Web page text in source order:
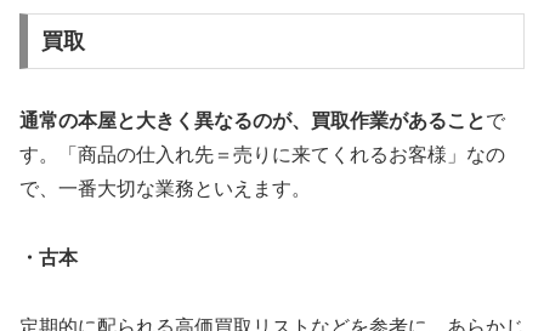
買取
通常の本屋と大きく異なるのが、買取作業があることで
す。「商品の仕入れ先＝売りに来てくれるお客様」なの
で、一番大切な業務といえます。
・古本
定期的に配られる高価買取リストなどを参考に、あらかじ